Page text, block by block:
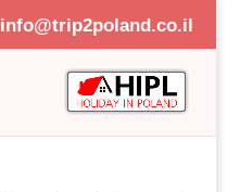
info@trip2poland.co.il